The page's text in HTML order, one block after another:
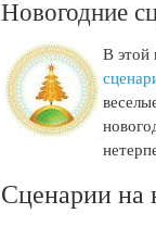
Новогодние
В этой
Сценарии на